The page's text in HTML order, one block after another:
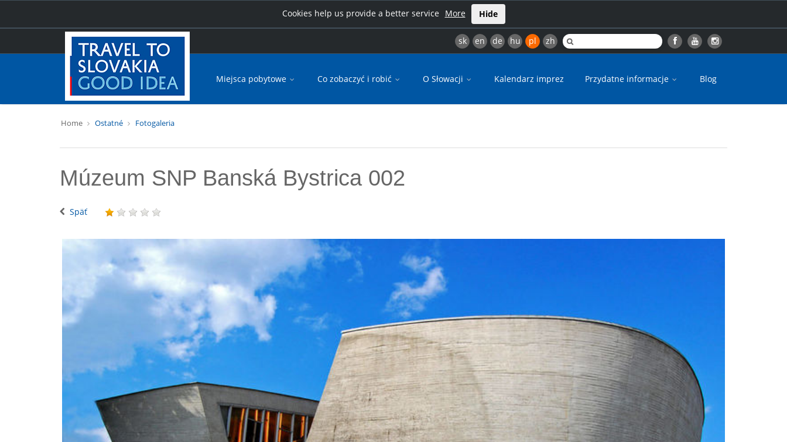
Cookies help us provide a better service More Hide
sk en de hu pl zh
Miejsca pobytowe Co zobaczyć i robić O Słowacji Kalendarz imprez Przydatne informacje Blog
Home Ostatné Fotogaleria
Múzeum SNP Banská Bystrica 002
Späť